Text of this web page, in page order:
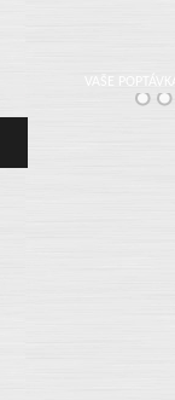
VAŠE